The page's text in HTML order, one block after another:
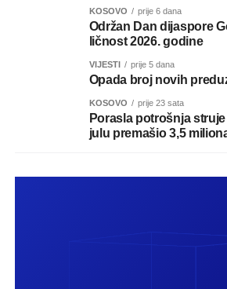
KOSOVO prije 6 dana
Održan Dan dijaspore
ličnost 2026. godine
VIJESTI prije 5 dana
Opada broj novih
KOSOVO prije 23 sata
Porasla potrošnja
julu premašio 3,5